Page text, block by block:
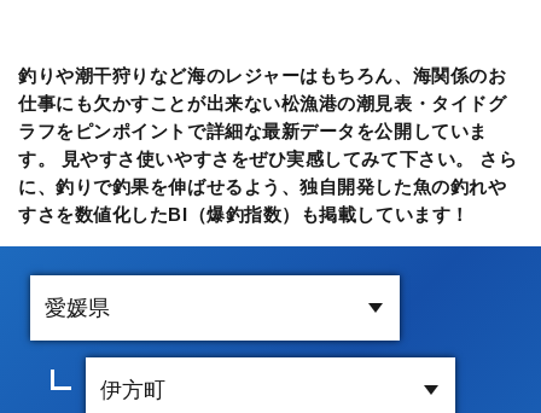
釣りや潮干狩りなど海のレジャーはもちろん、海関係のお
仕事にも欠かすことが出来ない松漁港の潮見表・タイドグ
ラフをピンポイントで詳細な最新データを公開していま
す。 見やすさ使いやすさをぜひ実感してみて下さい。 さら
に、釣りで釣果を伸ばせるよう、独自開発した魚の釣れや
すさを数値化したBI（爆釣指数）も掲載しています！